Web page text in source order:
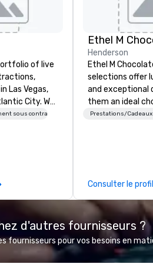
of live
Las Vegas,
City. We
to business
best rates, a
and
service.
sous contrat
Ethel M
Henderson
Ethel M
selections offer
and exceptional
them an ideal
occasions,
thanking clients
or celebrating a
premium
Ethel M
lasting
custom sleeves
Prestations/Cadeaux
Consulter le profil
d'autres fournisseurs ?
fournisseurs pour vos besoins en